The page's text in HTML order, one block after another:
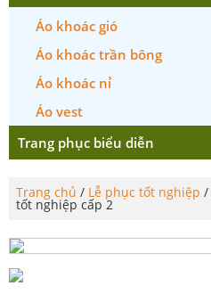
Áo khoác gió
Áo khoác trần bông
Áo khoác nỉ
Áo vest
Trang phục biểu diễn
Trang chủ / Lễ phục tốt nghiệp /
tốt nghiệp cấp 2